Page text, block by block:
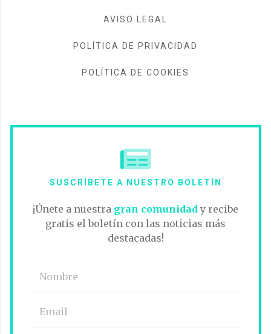
AVISO LEGAL
POLÍTICA DE PRIVACIDAD
POLÍTICA DE COOKIES
SUSCRÍBETE A NUESTRO BOLETÍN
¡Únete a nuestra gran comunidad y recibe
gratis el boletín con las noticias más
destacadas!